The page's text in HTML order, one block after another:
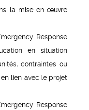
la mise en œuvre
Response
en situation
contraintes ou
lien avec le projet
Response